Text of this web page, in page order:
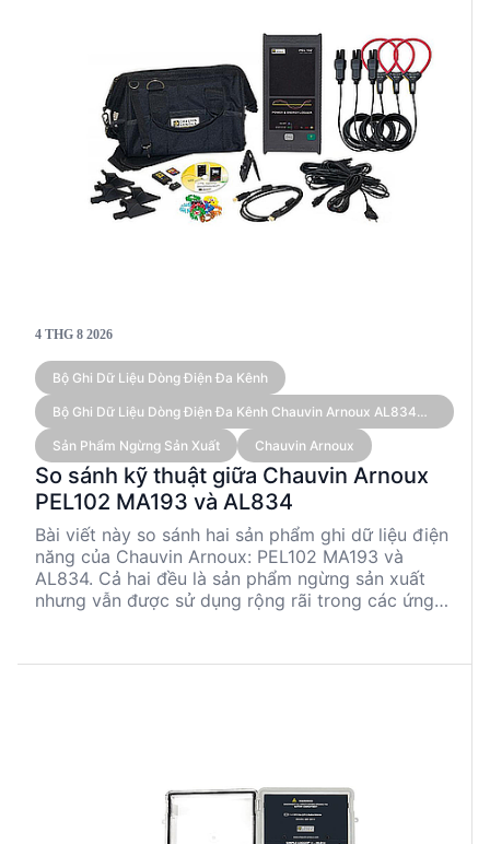
4 THG 8 2026
Bộ Ghi Dữ Liệu Dòng Điện Đa Kênh
Bộ Ghi Dữ Liệu Dòng Điện Đa Kênh Chauvin Arnoux AL834
Sản Phẩm Ngừng Sản Xuất
Chauvin Arnoux
So sánh kỹ thuật giữa Chauvin Arnoux
PEL102 MA193 và AL834
Bài viết này so sánh hai sản phẩm ghi dữ liệu điện
năng của Chauvin Arnoux: PEL102 MA193 và
AL834. Cả hai đều là sản phẩm ngừng sản xuất
nhưng vẫn được sử dụng rộng rãi trong các ứng
AL834 có thiết kế nhỏ gọn và thời gian ghi âm